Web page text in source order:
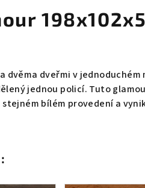
dvěma dveřmi v jednoduchém
jednou policí. Tuto
bílém provedení a